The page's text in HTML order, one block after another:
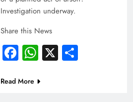
Investigation underway.
Share this News
Facebook
WhatsApp
X Share
Read More